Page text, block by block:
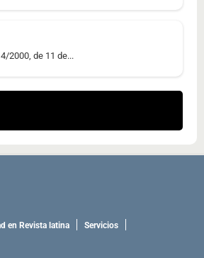
2000, de 11 de...
en Revista latina
Servicios